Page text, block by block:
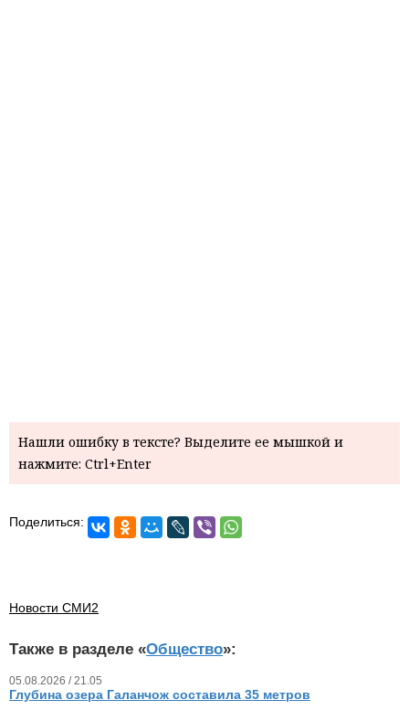
Нашли ошибку в тексте? Выделите ее мышкой и
нажмите: Ctrl+Enter
Поделиться:
Новости СМИ2
Также в разделе «Общество»:
05.08.2026 / 21.05
Глубина озера Галанчож составила 35 метров